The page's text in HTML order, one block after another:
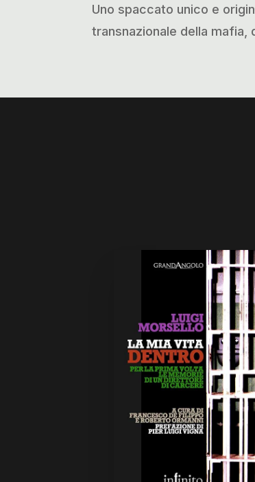
Uno spaccato unico e
transnazionale della mafia,